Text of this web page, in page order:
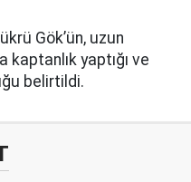
Gök’ün, uzun
kaptanlık yaptığı ve
belirtildi.